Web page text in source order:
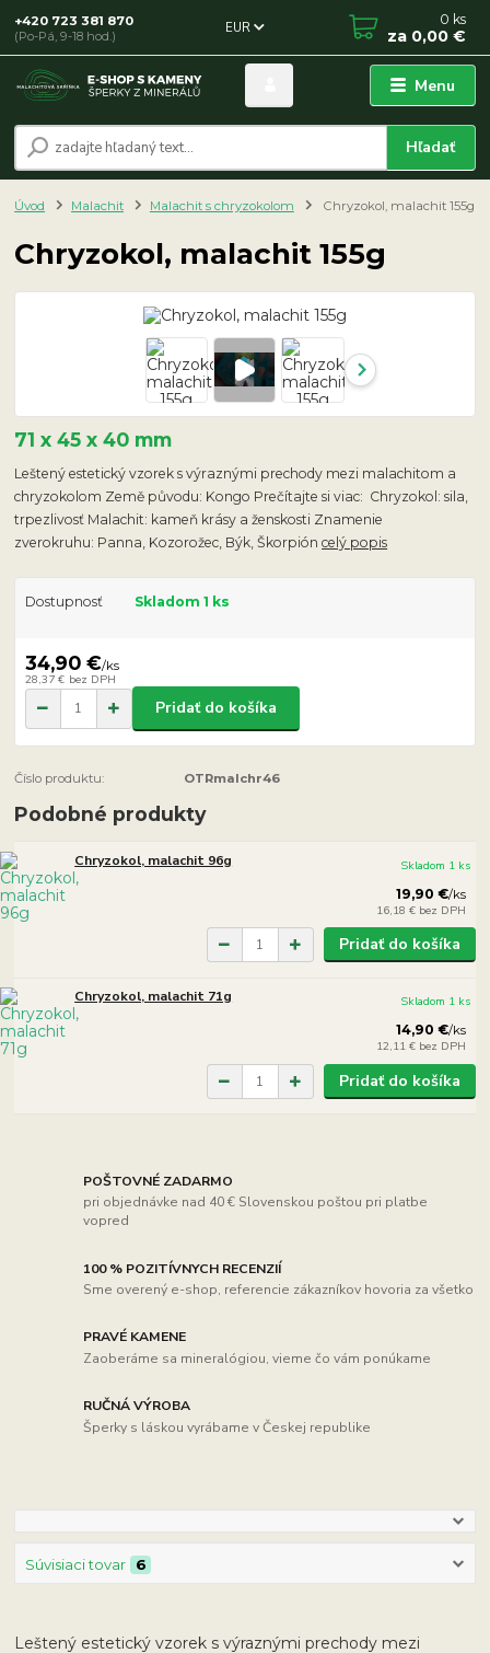
Menu
EUR
Hľadať
+420 723 381 870
(Po-Pá, 9-18 hod.)
0 ks
za 0,00 €
Úvod Malachit Malachit s chryzokolom Chryzokol, malachit 155g
Chryzokol, malachit 155g
71 x 45 x 40 mm
Leštený estetický vzorek s výraznými prechody mezi malachitom a
chryzokolom Země původu: Kongo Prečítajte si viac: Chryzokol: sila,
trpezlivosť Malachit: kameň krásy a ženskosti Znamenie
zverokruhu: Panna, Kozorožec, Býk, Škorpióncelý popis
Dostupnosť Skladom 1 ks
34,90 €/ks
28,37 € bez DPH
Pridať do košíka
Číslo produktu: OTRmalchr46
Podobné produkty
Chryzokol, malachit 96g
19,90 €/ks
16,18 € bez DPH
Skladom 1 ks
Pridať do košíka
Chryzokol, malachit 71g
14,90 €/ks
12,11 € bez DPH
Skladom 1 ks
Pridať do košíka
POŠTOVNÉ ZADARMO
pri objednávke nad 40 € Slovenskou poštou pri platbe
vopred
100 % POZITÍVNYCH RECENZIÍ
Sme overený e-shop, referencie zákazníkov hovoria za všetko
PRAVÉ KAMENE
Zaoberáme sa mineralógiou, vieme čo vám ponúkame
RUČNÁ VÝROBA
Šperky s láskou vyrábame v Českej republike
Súvisiaci tovar 6
Leštený estetický vzorek s výraznými prechody mezi